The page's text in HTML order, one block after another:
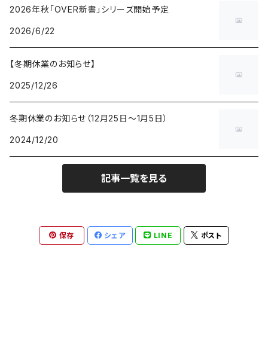
2026年秋「OVER新書」シリーズ開始予定
2026/6/22
【冬期休業のお知らせ】
2025/12/26
冬期休業のお知らせ（12月25日〜1月5日）
2024/12/20
記事一覧を見る
保存 シェア LINE ポスト